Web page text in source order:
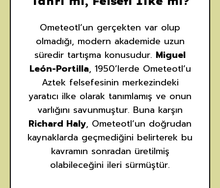
Ometeotl’un gerçekten var olup
olmadığı, modern akademide uzun
süredir tartışma konusudur. Miguel
León-Portilla, 1950’lerde Ometeotl’u
Aztek felsefesinin merkezindeki
yaratıcı ilke olarak tanımlamış ve onun
varlığını savunmuştur. Buna karşın
Richard Haly, Ometeotl’un doğrudan
kaynaklarda geçmediğini belirterek bu
kavramın sonradan üretilmiş
olabileceğini ileri sürmüştür.